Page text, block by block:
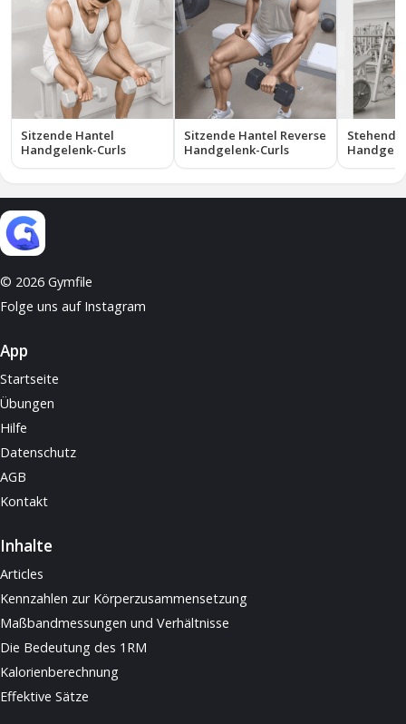
Sitzende Hantel
Handgelenk-Curls
Sitzende Hantel Reverse
Handgelenk-Curls
© 2026 Gymfile
Folge uns auf Instagram
App
Startseite
Übungen
Hilfe
Datenschutz
AGB
Kontakt
Inhalte
Articles
Kennzahlen zur Körperzusammensetzung
Maßbandmessungen und Verhältnisse
Die Bedeutung des 1RM
Kalorienberechnung
Effektive Sätze